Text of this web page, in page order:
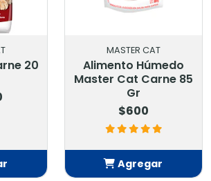
20
MASTER CAT
Alimento Húmedo
Master Cat Carne 85
Gr
$600
Agregar